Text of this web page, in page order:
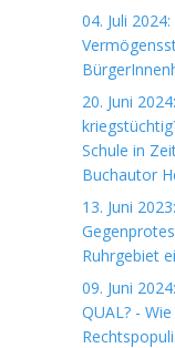
04. Juli
20. Juni
Schule in
Buchautor
13. Juni
Ruhrgebiet
09. Juni
QUAL? -